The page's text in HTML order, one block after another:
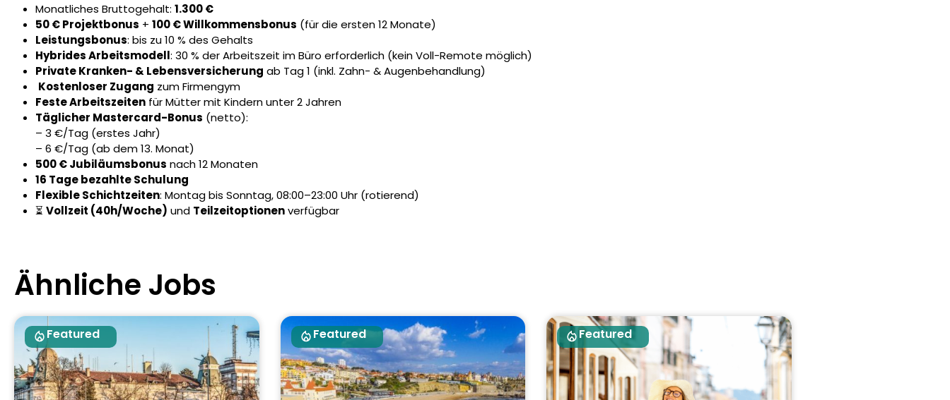
Monatliches Bruttogehalt: 1.300 €
50 € Projektbonus + 100 € Willkommensbonus (für die ersten 12 Monate)
Leistungsbonus: bis zu 10 % des Gehalts
Hybrides Arbeitsmodell: 30 % der Arbeitszeit im Büro erforderlich (kein Voll-Remote möglich)
Private Kranken- & Lebensversicherung ab Tag 1 (inkl. Zahn- & Augenbehandlung)
Kostenloser Zugang zum Firmengym
Feste Arbeitszeiten für Mütter mit Kindern unter 2 Jahren
Täglicher Mastercard-Bonus (netto):
– 3 €/Tag (erstes Jahr)
– 6 €/Tag (ab dem 13. Monat)
500 € Jubiläumsbonus nach 12 Monaten
16 Tage bezahlte Schulung
Flexible Schichtzeiten: Montag bis Sonntag, 08:00–23:00 Uhr (rotierend)
⏳Vollzeit (40h/Woche) und Teilzeitoptionenverfügbar
Ähnliche Jobs
Featured Featured Featured